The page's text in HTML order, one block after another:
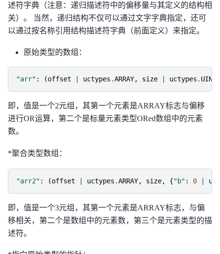
述符字典（注意：递归描述符中的偏移量与其定义的结构相
关）。 当然，递归结构不仅可以通过文字字典指定，还可
以通过按名称引用结构描述符字典（前面定义）来指定。
原始类型的数组：
"arr" : (offset uctypes .ARRAY, size uctypes . UINT8
即，值是一个2元组，其第一个元素是ARRAY标志与偏移
进行OR运算，第二个是标量元素类型ORed数组中的元素
数。
*聚合类型数组：
"arr2" : (offset uctypes .ARRAY, size, {"b" : 0
即，值是一个3元组，其第一个元素是ARRAY标志，与偏
移相关，第二个是数组中的元素数，第三个是元素类型的描
述符。